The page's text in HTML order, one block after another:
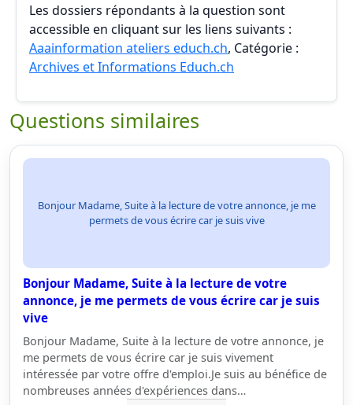
Les dossiers répondants à la question sont
accessible en cliquant sur les liens suivants :
Aaainformation ateliers educh.ch, Catégorie :
Archives et Informations Educh.ch
Questions similaires
Bonjour Madame, Suite à la lecture de votre annonce, je me
permets de vous écrire car je suis vive
Bonjour Madame, Suite à la lecture de votre
annonce, je me permets de vous écrire car je suis
vive
Bonjour Madame, Suite à la lecture de votre annonce, je
me permets de vous écrire car je suis vivement
intéressée par votre offre d'emploi.Je suis au bénéfice de
nombreuses années d'expériences dans…